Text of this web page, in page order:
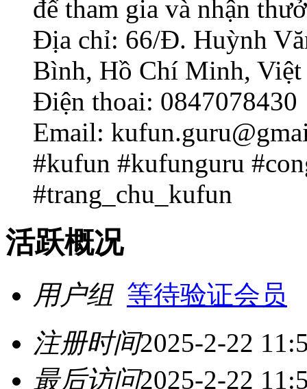
để tham gia và nhận
Địa chỉ: 66/Đ. Huỳnh
Bình, Hồ Chí Minh, Việt
Điện thoai: 0847078430
Email:
#kufun #kufunguru
#trang_chu_kufun
活跃概况
用户组 等待验证会员
注册时间2025-2-22
最后访问2025-2-22